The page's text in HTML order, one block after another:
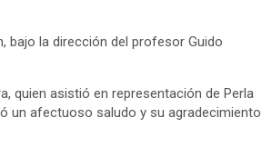
bajo la dirección del profesor Guido
quien asistió en representación de Perla
un afectuoso saludo y su agradecimiento